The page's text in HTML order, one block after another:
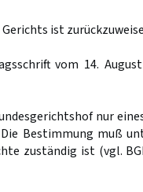
ist
vom 14.
nur
Bestimmung muß
zuständig ist (vgl.